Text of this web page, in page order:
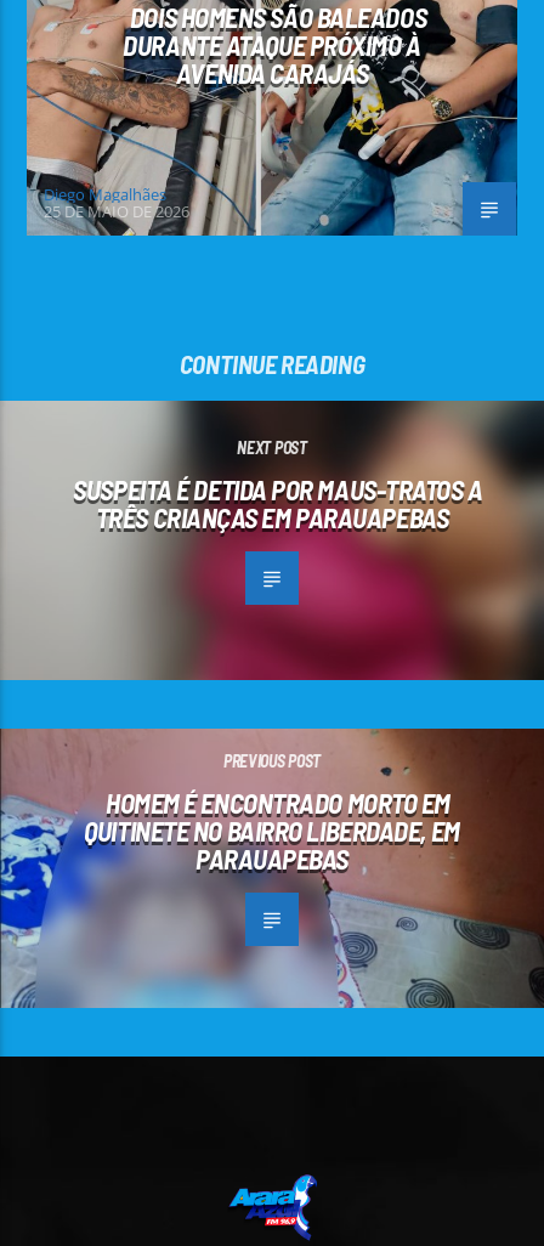
DOIS HOMENS SÃO BALEADOS
DURANTE ATAQUE PRÓXIMO À
AVENIDA CARAJÁS
Diego Magalhães
25 DE MAIO DE 2026
CONTINUE READING
NEXT POST
SUSPEITA É DETIDA POR MAUS-TRATOS A
TRÊS CRIANÇAS EM PARAUAPEBAS
PREVIOUS POST
HOMEM É ENCONTRADO MORTO EM
QUITINETE NO BAIRRO LIBERDADE, EM
PARAUAPEBAS